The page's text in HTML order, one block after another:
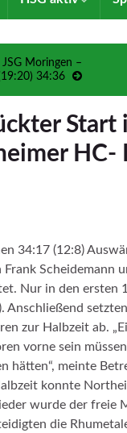
Moringen –
34:36
Start
HC-
34:17 (12:8)
Frank Scheidemann
Nur in den
Anschließend
zur Halbzeit ab.
vorne sein
hätten“, meinte
konnte
wurde der freie
die